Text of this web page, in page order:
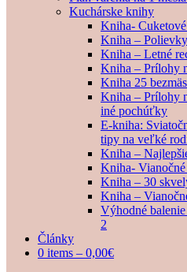
Kuchárske knihy
Kniha-
Kniha –
Kniha – Letné
Kniha – Prílohy
Kniha 25
Kniha – Prílohy
iné pochúťky
E-kniha:
tipy na veľké
Kniha –
Kniha-
Kniha – 30
Kniha –
Výhodné
2
Články
0 items – 0,00€